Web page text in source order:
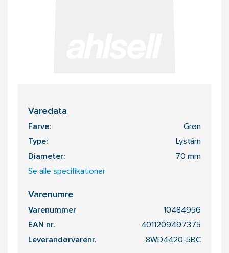
Varedata
Farve: Grøn
Type: Lystårn
Diameter: 70 mm
Se alle specifikationer
Varenumre
Varenummer 10484956
EAN nr. 4011209497375
Leverandørvarenr. 8WD4420-5BC